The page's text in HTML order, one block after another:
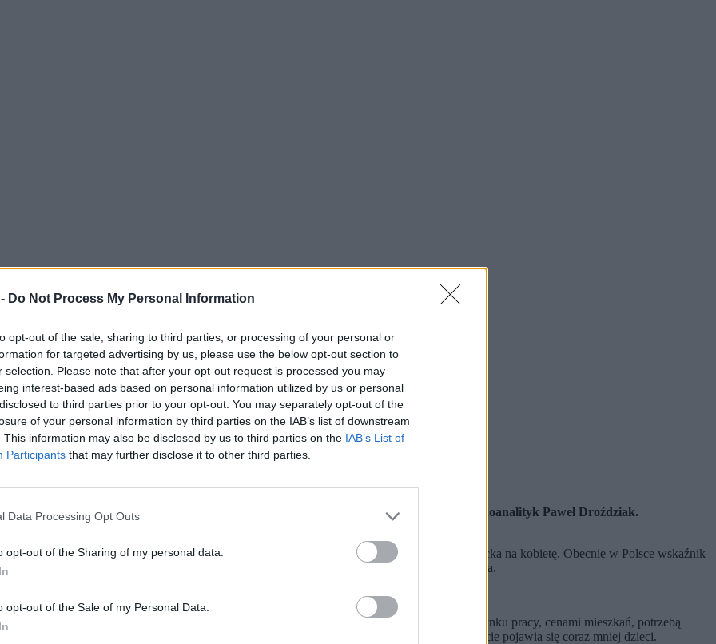
Do Not Process My Personal Information
opt-out of the sale, sharing to third parties, or processing of your personal or
for targeted advertising by us, please use the below opt-out section to
selection. Please note that after your opt-out request is processed you may
interest-based ads based on personal information utilized by us or personal
to third parties prior to your opt-out. You may separately opt-out of the
of your personal information by third parties on the IAB’s list of downstream
This information may also be disclosed by us to third parties on the IAB’s List of
Participants that may further disclose it to other third parties.
Data Processing Opt Outs
opt-out of the Sharing of my personal data.
opt-out of the Sale of my Personal Data.
Polska idzie na demograficzne zderzenie ze ścianą.
nie zmusi ludzi do posiadania dzieci, bo przestałoby być nowoczesne – tłumaczy psychoanalityk Paweł Droździak.
problem – w wielkich miastach brakuje partnerów dla młodych kobiet.
lat pozostaje znacznie poniżej poziomu zastępowalności pokoleń, który wynosi około 2,1 dziecka na kobietę. Obecnie w Polsce wskaźnik
dzietności w Europie. Gorzej lub podobnie wypadają m.in. Włochy, Hiszpania czy Malta.
Polskę
z kwestiami ekonomiczno-socjalnymi: zbyt niskimi zarobkami rodziców, niepewnością na rynku pracy, cenami mieszkań, potrzebą
– im więcej dóbr mamy, im lepsze zaplecze infrastrukturalne, gospodarcze, tym na świecie pojawia się coraz mniej dzieci.